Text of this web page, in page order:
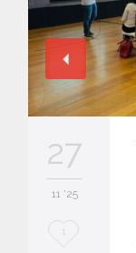
27
11 '25
L1